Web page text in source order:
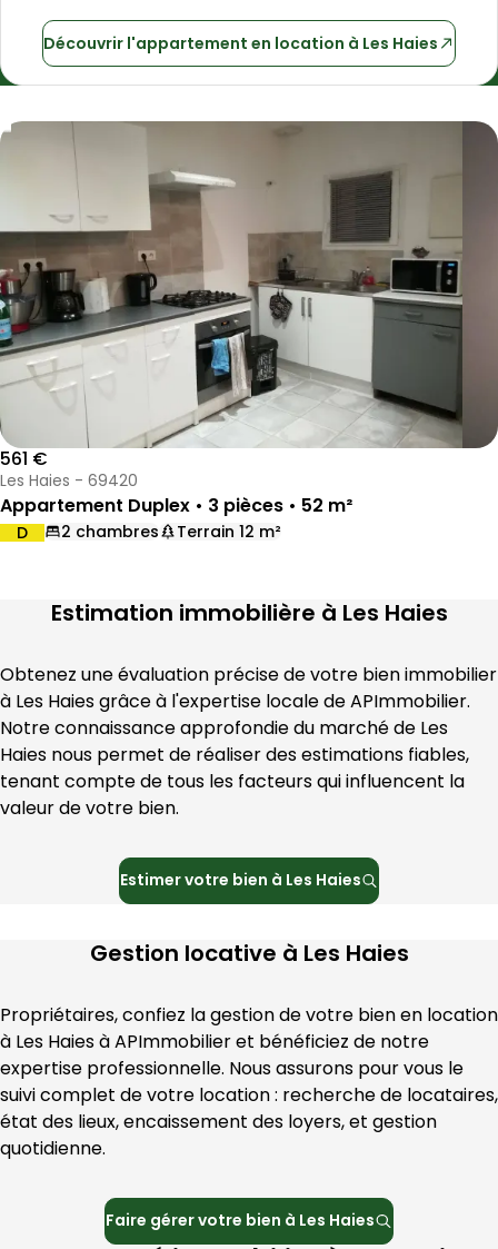
Découvrir l'appartement en location à Les Haies
Appartement Duplex 52 m² 3 pièces Les
Aller à l'image
Aller à l'image 2
Aller à l'image 3
Aller à l'image 4
Aller à l'image 5
561 €
Les Haies - 69420
Appartement Duplex • 3 pièces • 52 m²
DPE :
D 2 chambres Terrain 12 m²
Estimation immobilière à Les Haies
Obtenez une évaluation précise de votre bien immobilier
à Les Haies grâce à l'expertise locale de APImmobilier.
Notre connaissance approfondie du marché de Les
Haies nous permet de réaliser des estimations fiables,
tenant compte de tous les facteurs qui influencent la
valeur de votre bien.
Estimer votre bien à Les Haies
Gestion locative à Les Haies
Propriétaires, confiez la gestion de votre bien en location
à Les Haies à APImmobilier et bénéficiez de notre
expertise professionnelle. Nous assurons pour vous le
suivi complet de votre location : recherche de locataires,
état des lieux, encaissement des loyers, et gestion
quotidienne.
Faire gérer votre bien à Les Haies